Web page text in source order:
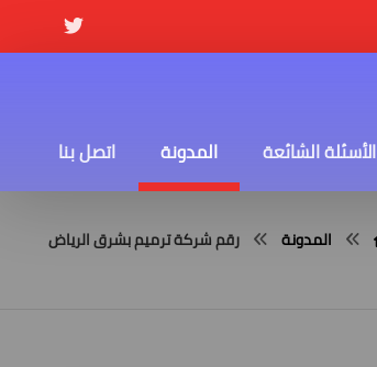
الأسئلة الشائعة المدونة اتصل بنا
المدونة رقم شركة ترميم بشرق الرياض